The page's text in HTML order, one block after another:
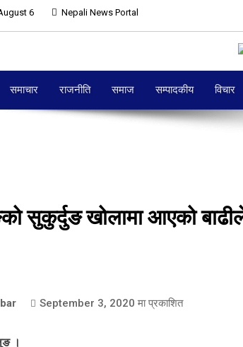
6 Nepali News Portal
समाचार राजनीति समाज सम्पादकीय विचार
सुकुर्दुङ खोलामा आएको
September 3, 2020 मा प्रकाशित
।